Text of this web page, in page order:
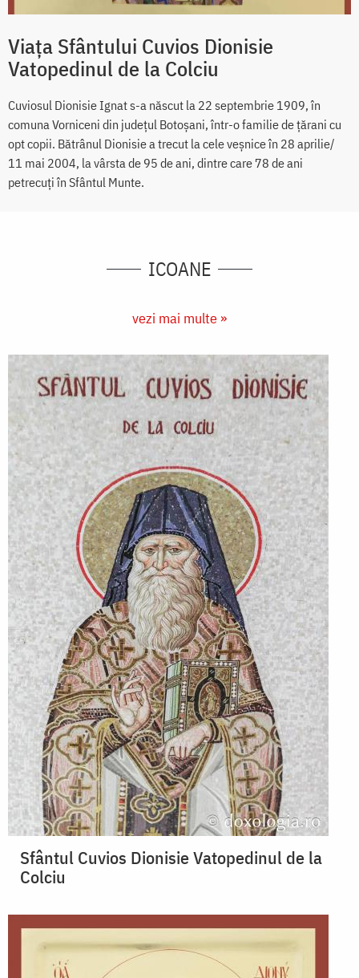
Viața Sfântului Cuvios Dionisie
Vatopedinul de la Colciu
Cuviosul Dionisie Ignat s-a născut la 22 septembrie 1909, în
comuna Vorniceni din judeţul Botoşani, într-o familie de ţărani cu
opt copii. Bătrânul Dionisie a trecut la cele veşnice în 28 aprilie/
11 mai 2004, la vârsta de 95 de ani, dintre care 78 de ani
petrecuţi în Sfântul Munte.
ICOANE
vezi mai multe »
Sfântul Cuvios Dionisie Vatopedinul de la
Colciu